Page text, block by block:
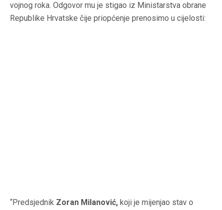
vojnog roka. Odgovor mu je stigao iz Ministarstva obrane
Republike Hrvatske čije priopćenje prenosimo u cijelosti:
“Predsjednik Zoran Milanović, koji je mijenjao stav o